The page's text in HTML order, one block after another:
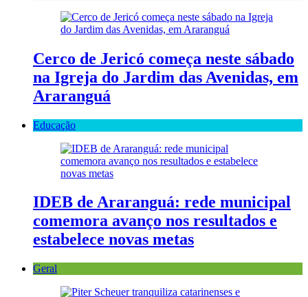
Cerco de Jericó começa neste sábado
na Igreja do Jardim das Avenidas, em
Araranguá
Educação
IDEB de Araranguá: rede municipal
comemora avanço nos resultados e
estabelece novas metas
Geral